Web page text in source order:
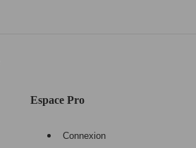
Espace Pro
Connexion